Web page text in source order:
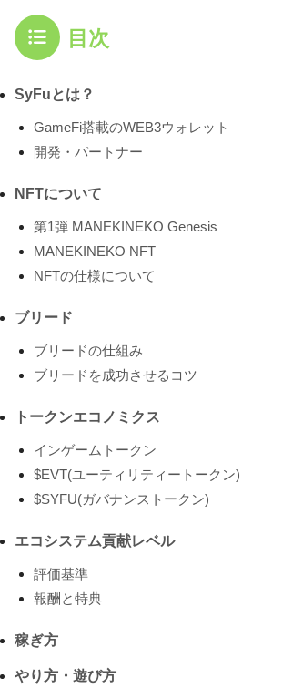
目次
SyFuとは？
GameFi搭載のWEB3ウォレット
開発・パートナー
NFTについて
第1弾 MANEKINEKO Genesis
MANEKINEKO NFT
NFTの仕様について
ブリード
ブリードの仕組み
ブリードを成功させるコツ
トークンエコノミクス
インゲームトークン
$EVT(ユーティリティートークン)
$SYFU(ガバナンストークン)
エコシステム貢献レベル
評価基準
報酬と特典
稼ぎ方
やり方・遊び方